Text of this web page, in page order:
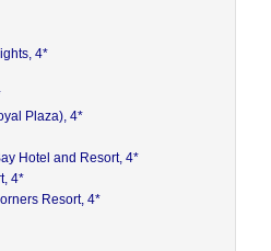
4*
Plaza), 4*
Hotel and Resort, 4*
4*
Resort, 4*